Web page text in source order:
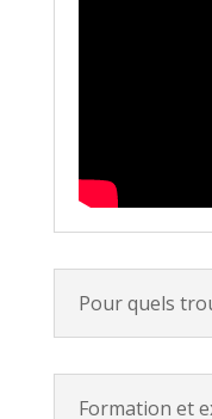
Pour quels
Formation et